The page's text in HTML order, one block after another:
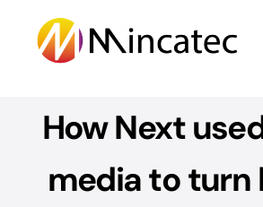
Passer
contenu
À propos de
How Next
media to turn